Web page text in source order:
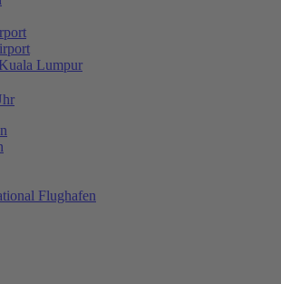
Lumpur
Flughafen